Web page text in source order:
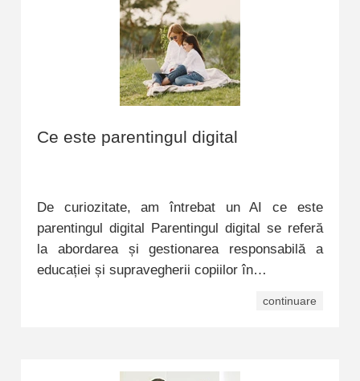
Ce este parentingul digital
De curiozitate, am întrebat un AI ce este
parentingul digital Parentingul digital se referă
la abordarea și gestionarea responsabilă a
educației și supravegherii copiilor în…
continuare